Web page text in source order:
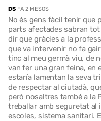
DS FA 2 MESOS
No és gens fàcil tenir que
parts afectades sabran
dir que gràcies a la
que va intervenir no fa
tinc al meu germà viu, de
van fer una gran feina, en
estaría lamentan la seva
de respectar al ciutadà,
però nosaltres també a la
treballar amb seguretat al
escoles, sistema sanitari.